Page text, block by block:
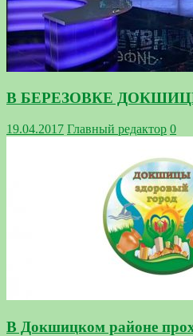
В БЕРЕЗОВКЕ
19.04.2017 Главный редактор 0
В Докшицком районе